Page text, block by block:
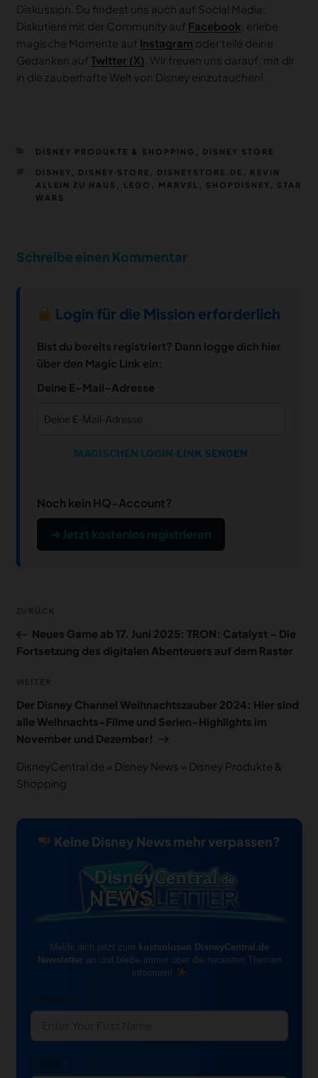
Diskussion. Du findest uns auch auf Social Media:
Diskutiere mit der Community auf Facebook , erlebe
magische Momente auf Instagram oder teile deine
Gedanken auf Twitter (X) . Wir freuen uns darauf, mit dir
in die zauberhafte Welt von Disney einzutauchen!
KATEGORIEN
DISNEY PRODUKTE & SHOPPING DISNEY STORE
SCHLAGWÖRTER
DISNEY DISNEY STORE DISNEYSTORE.DE
KEVIN
ALLEIN ZU HAUS
LEGO MARVEL SHOPDISNEY
STAR
WARS
Schreibe einen Kommentar
Login für die Mission erforderlich
Bist du bereits registriert? Dann logge dich hier
über den Magic Link ein:
Deine E-Mail-Adresse
MAGISCHEN LOGIN-LINK SENDEN
Noch kein HQ-Account?
➔ Jetzt kostenlos registrieren
Beitrag
Neues Game ab 17. Juni 2025: TRON: Catalyst – Die
Fortsetzung des digitalen Abenteuers auf dem Raster
Beitrag
Der Disney Channel Weihnachtszauber 2024: Hier sind
alle Weihnachts-Filme und Serien-Highlights im
November und Dezember!
DisneyCentral.de » Disney News » Disney Produkte &
Shopping
Keine Disney News mehr verpassen?
Melde dich jetzt zum kostenlosen DisneyCentral.de
Newsletteran und bleibe immer über die neuesten Themen
informiert!